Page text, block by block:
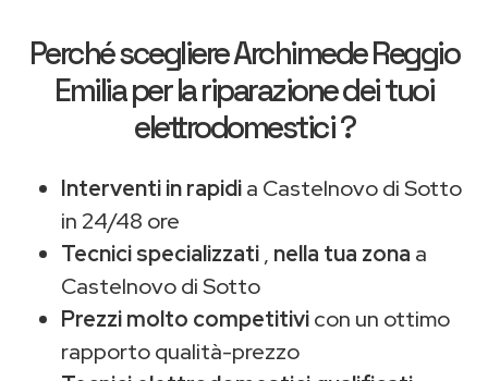
Perché scegliereArchimede Reggio
Emiliaper la riparazione dei tuoi
elettrodomestici ?
Interventi in rapidia Castelnovo di Sotto
in 24/48 ore
Tecnici specializzati, nella tua zona a
Castelnovo di Sotto
Prezzi molto competitivicon un ottimo
rapporto qualità-prezzo